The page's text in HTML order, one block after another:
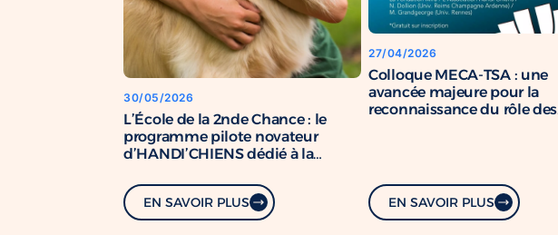
30/05/2026
L’École de la 2nde Chance : le
programme pilote novateur
d’HANDI’CHIENS dédié à la
EN SAVOIR PLUS
27/04/2026
Colloque MECA-TSA : une
avancée majeure pour la
reconnaissance du rôle des
EN SAVOIR PLUS